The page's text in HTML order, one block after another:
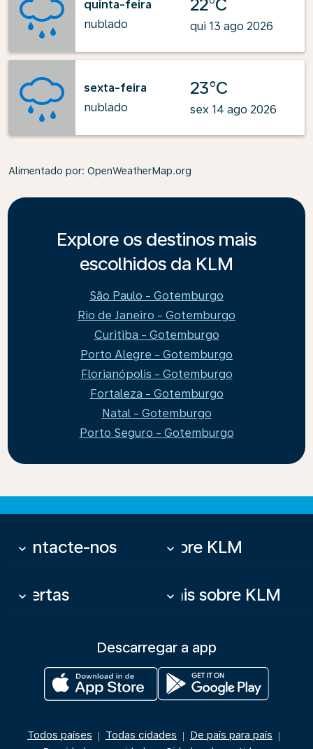
quinta-feira
nublado
22°C
qui 13 ago 2026
sexta-feira
nublado
23°C
sex 14 ago 2026
Alimentado por: OpenWeatherMap.org
Explore os destinos mais
escolhidos da KLM
São Paulo - Gotemburgo
Rio de Janeiro - Gotemburgo
Curitiba - Gotemburgo
Porto Alegre - Gotemburgo
Florianópolis - Gotemburgo
Fortaleza - Gotemburgo
Natal - Gotemburgo
Porto Seguro - Gotemburgo
Contacte-nos
keyboard_arrow_down Sobre KLM
keyboard_arrow_down
Ofertas
keyboard_arrow_down Mais sobre KLM
keyboard_arrow_down
Descarregar a app
Todos países | Todas cidades | De país para país |